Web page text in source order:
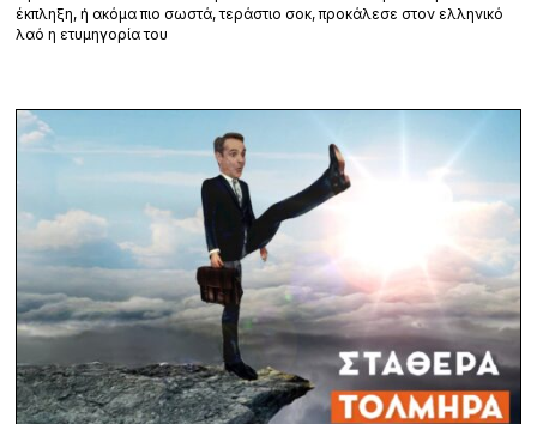
έκπληξη, ή ακόμα πιο σωστά, τεράστιο σοκ, προκάλεσε στον ελληνικό
λαό η ετυμηγορία του